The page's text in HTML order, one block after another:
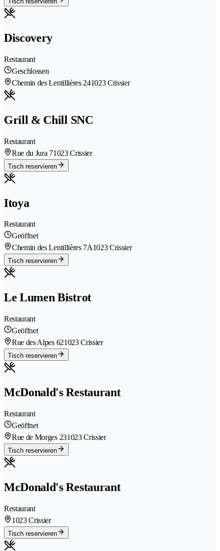
Discovery
Restaurant
Geschlossen
Chemin des Lentillières 241023 Crissier
Grill & Chill SNC
Restaurant
Rue du Jura 71023 Crissier
Tisch reservieren
Itoya
Restaurant
Geöffnet
Chemin des Lentillières 7A1023 Crissier
Tisch reservieren
Le Lumen Bistrot
Restaurant
Geöffnet
Rue des Alpes 621023 Crissier
Tisch reservieren
McDonald's Restaurant
Restaurant
Geöffnet
Rue de Morges 231023 Crissier
Tisch reservieren
McDonald's Restaurant
Restaurant
1023 Crissier
Tisch reservieren